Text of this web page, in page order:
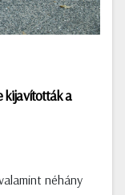
kijavították a
néhány